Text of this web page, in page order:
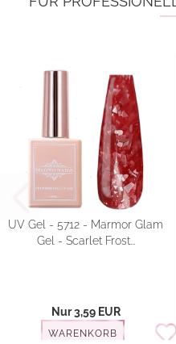
UV Gel - 5712 - Marmor Glam
Gel - Scarlet Frost...
Nur 3,59 EUR
WARENKORB